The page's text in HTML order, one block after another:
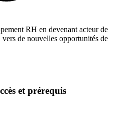
RH en devenant acteur de
de nouvelles opportunités de
et prérequis